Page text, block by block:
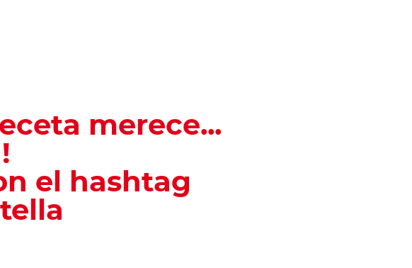
merece...
el hashtag